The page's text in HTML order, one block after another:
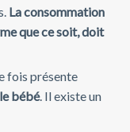
La consommation
que ce soit, doit
fois présente
bébé. Il existe un